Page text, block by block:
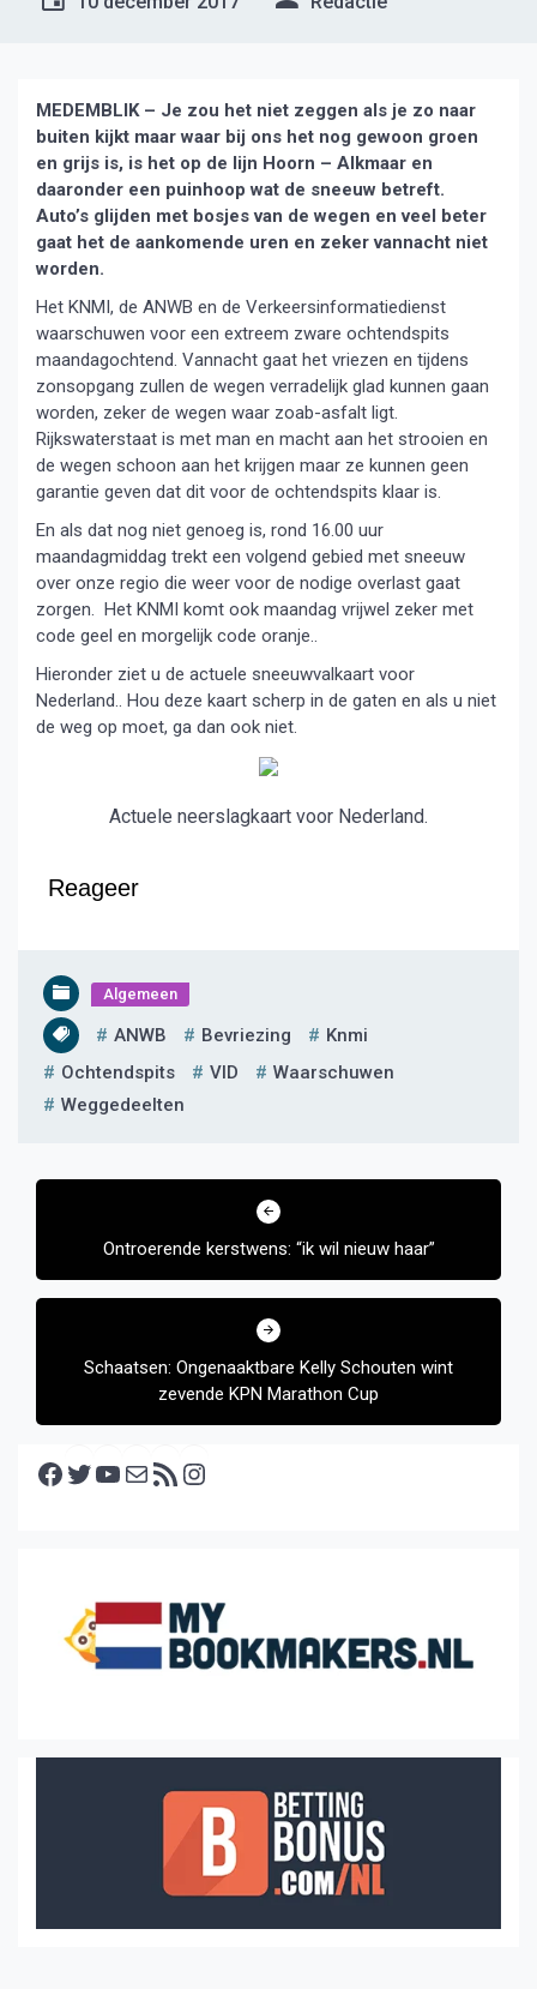
MEDEMBLIK – Je zou het niet zeggen als je zo naar
buiten kijkt maar waar bij ons het nog gewoon groen
en grijs is, is het op de lijn Hoorn – Alkmaar en
daaronder een puinhoop wat de sneeuw betreft.
Auto’s glijden met bosjes van de wegen en veel beter
gaat het de aankomende uren en zeker vannacht niet
worden.
Het KNMI, de ANWB en de Verkeersinformatiedienst
waarschuwen voor een extreem zware ochtendspits
maandagochtend. Vannacht gaat het vriezen en tijdens
zonsopgang zullen de wegen verradelijk glad kunnen gaan
worden, zeker de wegen waar zoab-asfalt ligt.
Rijkswaterstaat is met man en macht aan het strooien en
de wegen schoon aan het krijgen maar ze kunnen geen
garantie geven dat dit voor de ochtendspits klaar is.
En als dat nog niet genoeg is, rond 16.00 uur
maandagmiddag trekt een volgend gebied met sneeuw
over onze regio die weer voor de nodige overlast gaat
zorgen. Het KNMI komt ook maandag vrijwel zeker met
code geel en morgelijk code oranje..
Hieronder ziet u de actuele sneeuwvalkaart voor
Nederland.. Hou deze kaart scherp in de gaten en als u niet
de weg op moet, ga dan ook niet.
Actuele neerslagkaart voor Nederland.
Reageer
Algemeen
ANWB Bevriezing
Knmi
Ochtendspits
VID
Waarschuwen
Weggedeelten
Bericht
Ontroerende kerstwens: “ik wil nieuw haar”
Schaatsen: Ongenaaktbare Kelly Schouten wint
zevende KPN Marathon Cup
Facebook Twitter YouTube E-mail RSS feed